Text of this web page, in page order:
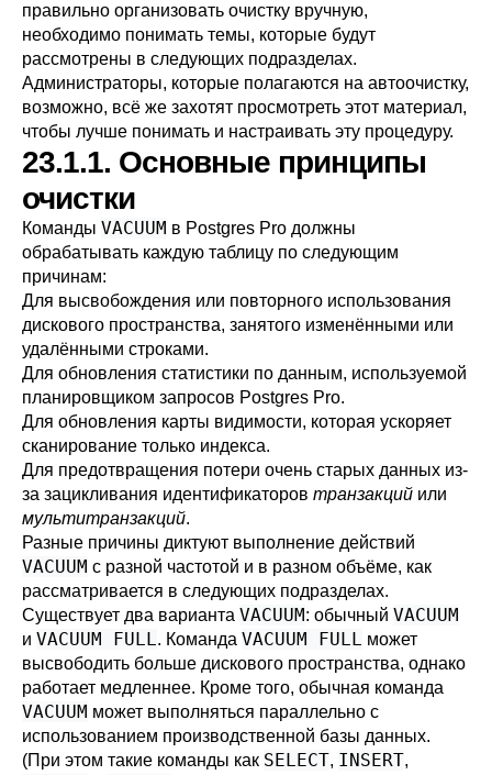
правильно организовать очистку вручную,
необходимо понимать темы, которые будут
рассмотрены в следующих подразделах.
Администраторы, которые полагаются на автоочистку,
возможно, всё же захотят просмотреть этот материал,
чтобы лучше понимать и настраивать эту процедуру.
23.1.1. Основные принципы
очистки
Команды VACUUM в Postgres Pro должны
обрабатывать каждую таблицу по следующим
причинам:
Для высвобождения или повторного использования
дискового пространства, занятого изменёнными или
удалёнными строками.
Для обновления статистики по данным, используемой
планировщиком запросов Postgres Pro.
Для обновления карты видимости, которая ускоряет
сканирование только индекса.
Для предотвращения потери очень старых данных из-
за зацикливания идентификаторов транзакций или
мультитранзакций.
Разные причины диктуют выполнение действий
VACUUM с разной частотой и в разном объёме, как
рассматривается в следующих подразделах.
Существует два варианта VACUUM: обычный VACUUM
и VACUUM FULL. Команда VACUUM FULL может
высвободить больше дискового пространства, однако
работает медленнее. Кроме того, обычная команда
VACUUM может выполняться параллельно с
использованием производственной базы данных.
(При этом такие команды как SELECT, INSERT,